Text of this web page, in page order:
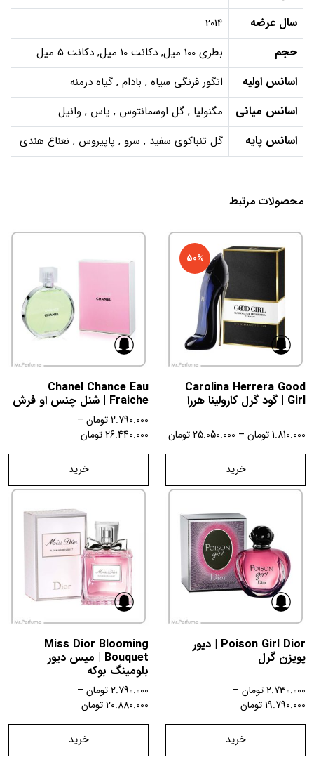
سال عرضه 2014
حجم بطری 100 میل, دکانت 10 میل, دکانت 5 میل
اسانس اولیه انگور فرنگی سیاه , بادام , گیاه درمنه
اسانس میانی مگنولیا , گل اوسمانتوس , یاس , وانیل
اسانس پایه گل تنباکوی سفید , سرو , پاپیروس , نعناع هندی
محصولات مرتبط
50%
Carolina Herrera Good
Girl | گود گرل کارولینا هررا
1.810.000تومان –
25.050.000تومان
خرید
Chanel Chance Eau
Fraiche | شنل چنس او فرش
2.790.000تومان –
26.440.000تومان
خرید
Poison Girl Dior | دیور
پویزن گرل
2.730.000تومان –
19.790.000تومان
خرید
Miss Dior Blooming
Bouquet | میس دیور
بلومینگ بوکه
2.790.000تومان –
20.880.000تومان
خرید